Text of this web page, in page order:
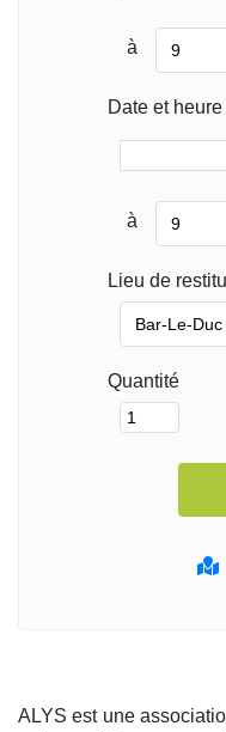
à
Date et
à
Lieu de
Quantité
ALYS est une